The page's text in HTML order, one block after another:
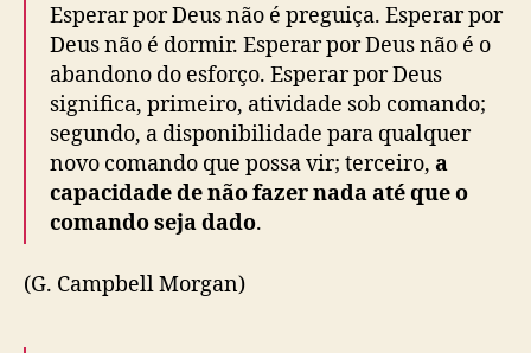
Esperar por Deus não é preguiça. Esperar por
Deus não é dormir. Esperar por Deus não é o
abandono do esforço. Esperar por Deus
significa, primeiro, atividade sob comando;
segundo, a disponibilidade para qualquer
novo comando que possa vir; terceiro, a
capacidade de não fazer nada até que o
comando seja dado.
(G. Campbell Morgan)